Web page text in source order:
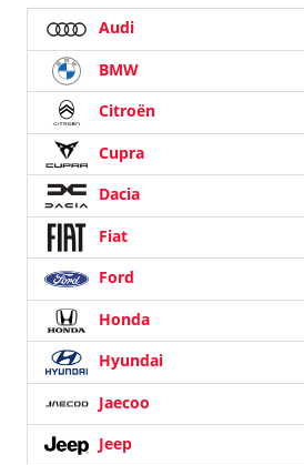
Audi
BMW
Citroën
Cupra
Dacia
Fiat
Ford
Honda
Hyundai
Jaecoo
Jeep